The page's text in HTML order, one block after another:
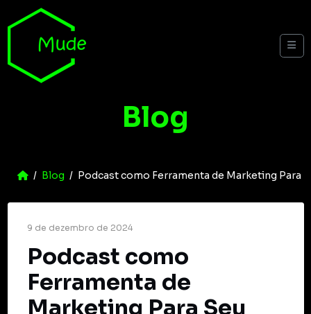
Skip to content
Blog
Home
Blog Podcast como Ferramenta de Marketing Para
9 de dezembro de 2024
Podcast como
Ferramenta de
Marketing Para Seu